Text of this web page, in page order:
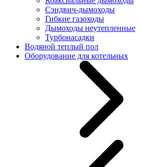
Сэндвич-дымоходы
Гибкие газоходы
Дымоходы неутепленные
Турбонасадки
Водяной теплый пол
Оборудование для котельных